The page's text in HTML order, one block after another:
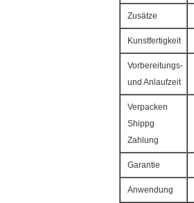
Zusätze
Kunstfertigkeit
Vorbereitungs-
und Anlaufzeit
Verpacken
Shippg
Zahlung
Garantie
Anwendung